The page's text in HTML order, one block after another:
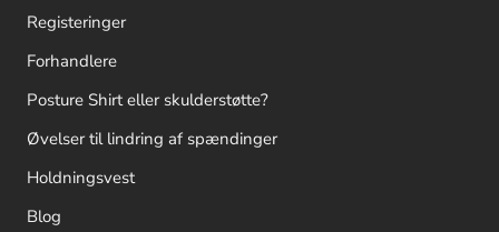
Registeringer
Forhandlere
Posture Shirt eller skulderstøtte?
Øvelser til lindring af spændinger
Holdningsvest
Blog